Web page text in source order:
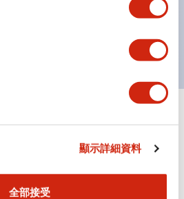
顯示詳細資料
全部接受
認證與標準